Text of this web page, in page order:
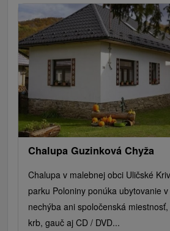
Chalupa Guzinková Chyža
Chalupa v malebnej obci Uličské
parku Poloniny ponúka ubytovanie
nechýba ani spoločenská
krb, gauč aj CD / DVD...